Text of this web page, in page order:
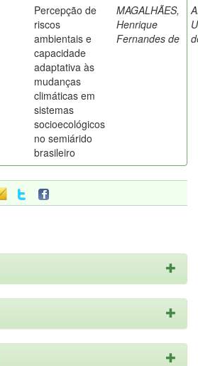
Percepção de
riscos
ambientais e
capacidade
adaptativa às
mudanças
climáticas em
sistemas
socioecológicos
no semiárido
brasileiro
MAGALHÃES,
Henrique
Fernandes de